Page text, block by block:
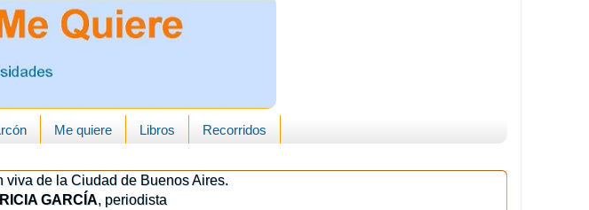
Me quiere Libros Recorridos
viva de la Ciudad de Buenos Aires.
GARCÍA, periodista